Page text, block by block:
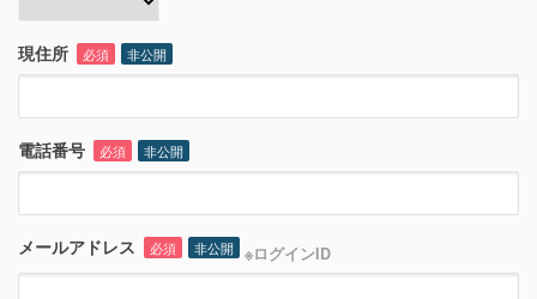
現住所 必須 非公開
電話番号 必須 非公開
メールアドレス 必須 非公開 ※ログインID